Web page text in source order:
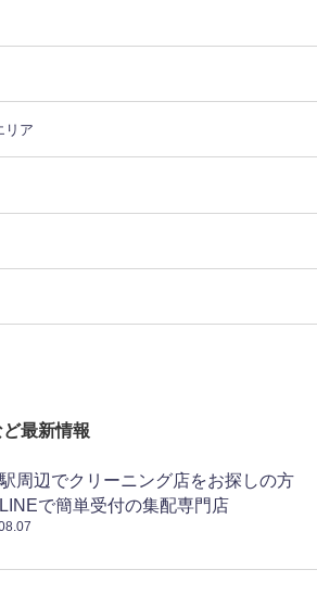
リア
最新情報
周辺でクリーニング店をお探しの方
で簡単受付の集配専門店